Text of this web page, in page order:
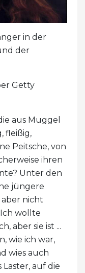
in der
der
Getty
aus Muggel
fleißig,
Peitsche, von
ihren
Unter den
jüngere
aber nicht
wollte
aber sie ist ...
wie ich war,
wies auch
auf die